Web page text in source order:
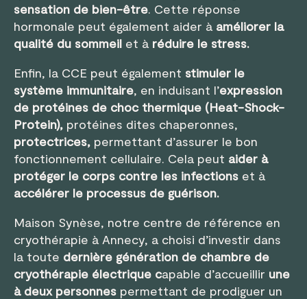
sensation de bien-être. Cette réponse
hormonale peut également aider à améliorer la
qualité du sommeil et à réduire le stress.
Enfin, la CCE peut également stimuler le
système immunitaire, en induisant l’expression
de protéines de choc thermique (Heat-Shock-
Protein), protéines dites chaperonnes,
protectrices, permettant d’assurer le bon
fonctionnement cellulaire. Cela peut aider à
protéger le corps contre les infections et à
accélérer le processus de guérison.
Maison Synèse, notre centre de référence en
cryothérapie à Annecy, a choisi d’investir dans
la toute dernière génération de chambre de
cryothérapie électrique capable d’accueillir une
à deux personnes permettant de prodiguer un